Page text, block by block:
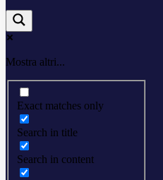
Mostra altri...
Exact matches only
Search in title
Search in content